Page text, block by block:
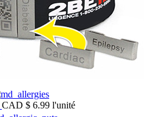
CAD $ 6.99 l'unité